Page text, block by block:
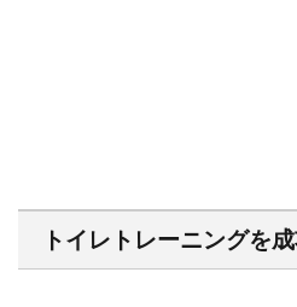
トイレトレーニングを